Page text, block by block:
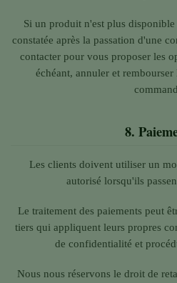
Si un produit n'est plus
constatée après la passation d'une
contacter pour vous proposer les
échéant, annuler et
8.
Les clients doivent utiliser un
autorisé lorsqu'ils
Le traitement des paiements peut
tiers qui appliquent leurs propres
de confidentialité et
Nous nous réservons le droit de